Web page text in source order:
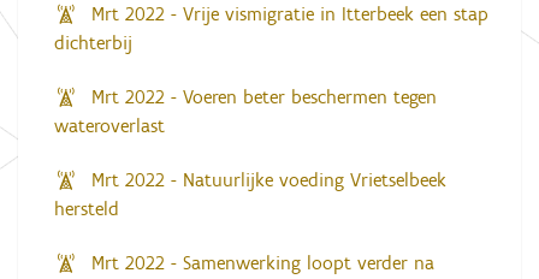
Mrt 2022 - Vrije vismigratie in Itterbeek een stap
dichterbij
Mrt 2022 - Voeren beter beschermen tegen
wateroverlast
Mrt 2022 - Natuurlijke voeding Vrietselbeek
hersteld
Mrt 2022 - Samenwerking loopt verder na